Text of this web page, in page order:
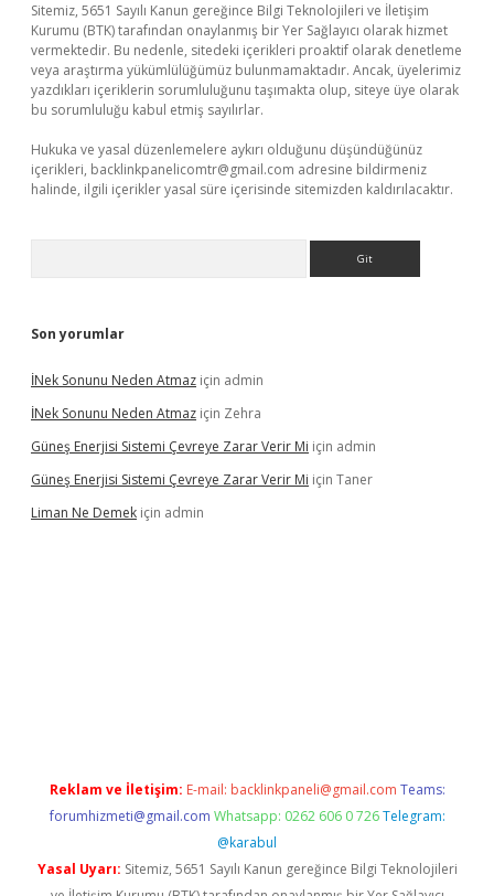
Sitemiz, 5651 Sayılı Kanun gereğince Bilgi Teknolojileri ve İletişim
Kurumu (BTK) tarafından onaylanmış bir Yer Sağlayıcı olarak hizmet
vermektedir. Bu nedenle, sitedeki içerikleri proaktif olarak denetleme
veya araştırma yükümlülüğümüz bulunmamaktadır. Ancak, üyelerimiz
yazdıkları içeriklerin sorumluluğunu taşımakta olup, siteye üye olarak
bu sorumluluğu kabul etmiş sayılırlar.
Hukuka ve yasal düzenlemelere aykırı olduğunu düşündüğünüz
içerikleri, backlinkpanelicomtr@gmail.com adresine bildirmeniz
halinde, ilgili içerikler yasal süre içerisinde sitemizden kaldırılacaktır.
Son yorumlar
İNek Sonunu Neden Atmaz için admin
İNek Sonunu Neden Atmaz için Zehra
Güneş Enerjisi Sistemi Çevreye Zarar Verir Mi için admin
Güneş Enerjisi Sistemi Çevreye Zarar Verir Mi için Taner
Liman Ne Demek için admin
Reklam ve İletişim: E-mail: backlinkpaneli@gmail.com Teams:
forumhizmeti@gmail.com Whatsapp: 0262 606 0 726 Telegram:
@karabul
Yasal Uyarı: Sitemiz, 5651 Sayılı Kanun gereğince Bilgi Teknolojileri